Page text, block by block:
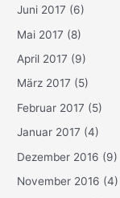
Juni 2017 (6)
Mai 2017 (8)
April 2017 (9)
März 2017 (5)
Februar 2017 (5)
Januar 2017 (4)
Dezember 2016 (9)
November 2016 (4)